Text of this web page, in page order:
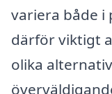
variera både i
därför viktigt
olika